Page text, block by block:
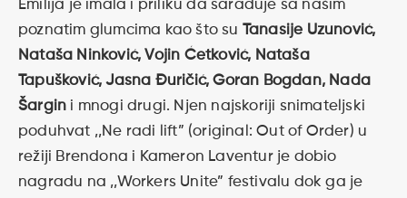
Emilija je imala i priliku da sarađuje sa našim
poznatim glumcima kao što su Tanasije Uzunović,
Nataša Ninković, Vojin Ćetković, Nataša
Tapušković, Jasna Đuričić, Goran Bogdan, Nada
Šargin i mnogi drugi. Njen najskoriji snimateljski
poduhvat ,,Ne radi lift” (original: Out of Order) u
režiji Brendona i Kameron Laventur je dobio
nagradu na ,,Workers Unite” festivalu dok ga je